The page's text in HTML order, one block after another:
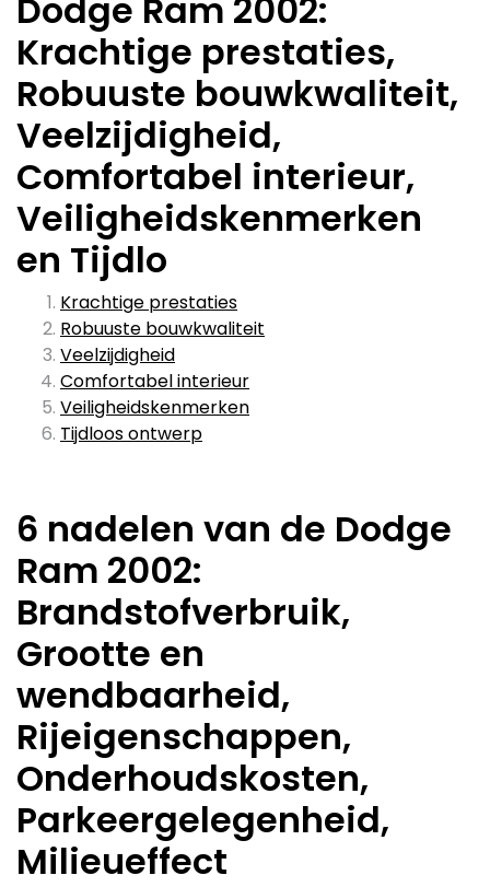
Dodge Ram 2002:
Krachtige prestaties,
Robuuste bouwkwaliteit,
Veelzijdigheid,
Comfortabel interieur,
Veiligheidskenmerken
en Tijdlo
Krachtige prestaties
Robuuste bouwkwaliteit
Veelzijdigheid
Comfortabel interieur
Veiligheidskenmerken
Tijdloos ontwerp
6 nadelen van de Dodge
Ram 2002:
Brandstofverbruik,
Grootte en
wendbaarheid,
Rijeigenschappen,
Onderhoudskosten,
Parkeergelegenheid,
Milieueffect